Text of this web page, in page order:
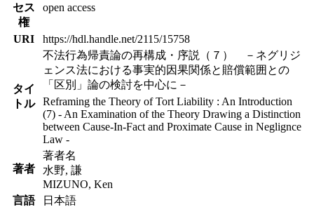
セス
権
open access
URI https://hdl.handle.net/2115/15758
タイ
トル
不法行為帰責論の再構成・序説（７） －ネグリジ
ェンス法における事実的因果関係と賠償範囲との
「区別」論の検討を中心に－
Reframing the Theory of Tort Liability : An Introduction
(7) - An Examination of the Theory Drawing a Distinction
between Cause-In-Fact and Proximate Cause in Neglignce
Law -
著者
著者名
水野, 謙
MIZUNO, Ken
言語
日本語